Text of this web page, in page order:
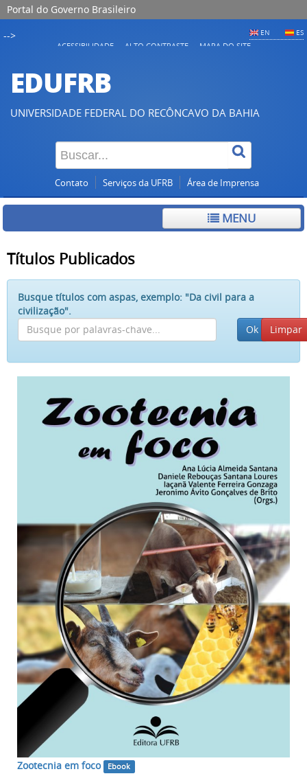
Portal do Governo Brasileiro
EN ES
-->
ACESSIBILIDADE ALTO CONTRASTE MAPA DO SITE
EDUFRB
UNIVERSIDADE FEDERAL DO RECÔNCAVO DA BAHIA
Contato Serviços da UFRB Área de Imprensa
MENU
Títulos Publicados
Busque títulos com aspas, exemplo: "Da civil para a
civilização".
Zootecnia em foco Ebook